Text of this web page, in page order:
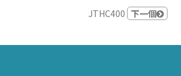
JTHC400 下一個